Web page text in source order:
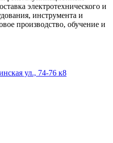
электротехнического и
инструмента и
производство, обучение и
ул., 74-76 к8